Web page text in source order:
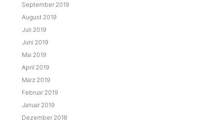
September 2019
August 2019
Juli 2019
Juni 2019
Mai 2019
April 2019
März 2019
Februar 2019
Januar 2019
Dezember 2018